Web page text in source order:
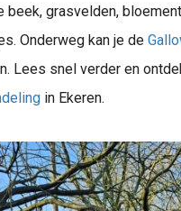
beek, grasvelden,
Onderweg kan je de
Lees snel verder en
in Ekeren.